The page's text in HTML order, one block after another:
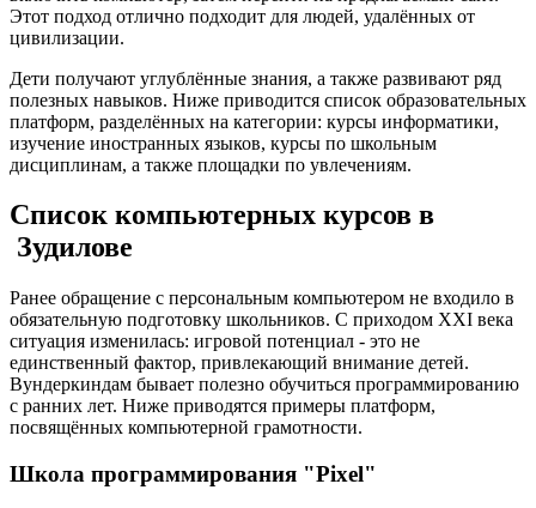
Этот подход отлично подходит для людей, удалённых от
цивилизации.
Дети получают углублённые знания, а также развивают ряд
полезных навыков. Ниже приводится список образовательных
платформ, разделённых на категории: курсы информатики,
изучение иностранных языков, курсы по школьным
дисциплинам, а также площадки по увлечениям.
Список компьютерных курсов в
Зудилове
Ранее обращение с персональным компьютером не входило в
обязательную подготовку школьников. С приходом XXI века
ситуация изменилась: игровой потенциал - это не
единственный фактор, привлекающий внимание детей.
Вундеркиндам бывает полезно обучиться программированию
с ранних лет. Ниже приводятся примеры платформ,
посвящённых компьютерной грамотности.
Школа программирования "Pixel"